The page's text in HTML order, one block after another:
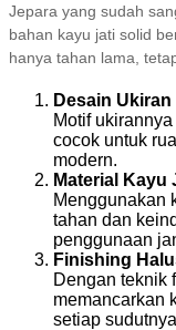
Jepara yang sudah
bahan kayu jati solid
hanya tahan lama,
membeli produk ini:
Desain
Motif
cocok untuk
modern.
Material Kayu
Menggunakan
tahan dan
penggunaan
Finishing
Dengan teknik
memancarkan
setiap